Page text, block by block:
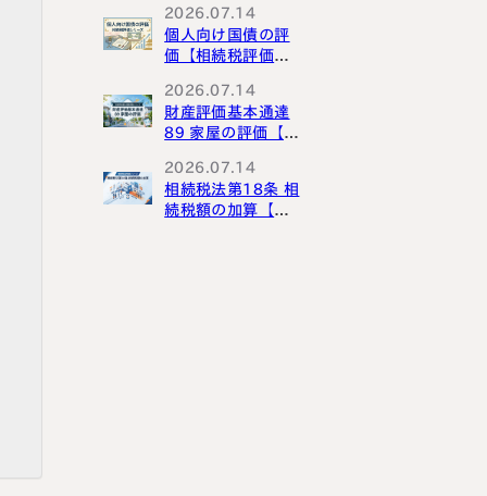
2026.07.14
個人向け国債の評
価【相続税評価シ
2026.07.14
財産評価基本通達
89 家屋の評価【財
説シリーズ】
2026.07.14
相続税法第18条 相
続税額の加算【相